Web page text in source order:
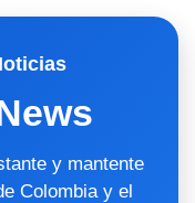
y mantente
Colombia y el